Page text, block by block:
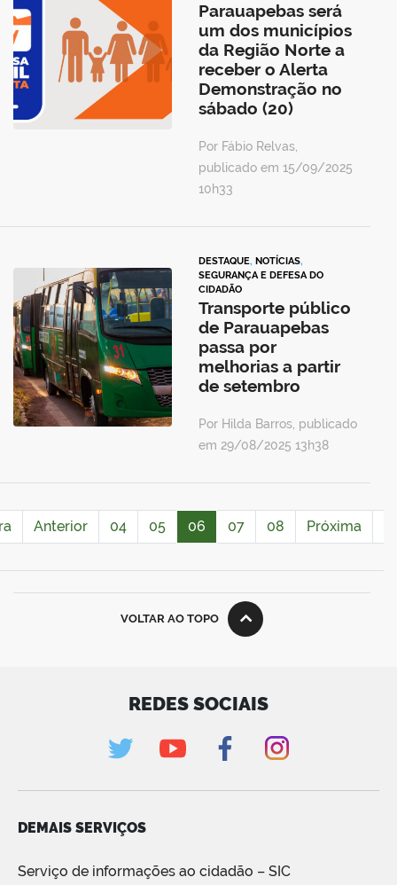
Parauapebas será
um dos municípios
da Região Norte a
receber o Alerta
Demonstração no
sábado (20)
Por Fábio Relvas,
publicado em 15/09/2025
10h33
DESTAQUE, NOTÍCIAS,
SEGURANÇA E DEFESA DO
CIDADÃO
Transporte público
de Parauapebas
passa por
melhorias a partir
de setembro
Por Hilda Barros, publicado
em 29/08/2025 13h38
Anterior 04 05 06 07 08 Próxima
VOLTAR AO TOPO
REDES SOCIAIS
DEMAIS SERVIÇOS
Serviço de informações ao cidadão – SIC